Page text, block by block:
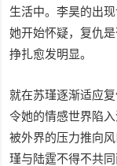
生活中。李昊的出
她开始怀疑，复仇
挣扎愈发明显。
就在苏瑾逐渐适应
令她的情感世界陷
被外界的压力推向
瑾与陆霆不得不共